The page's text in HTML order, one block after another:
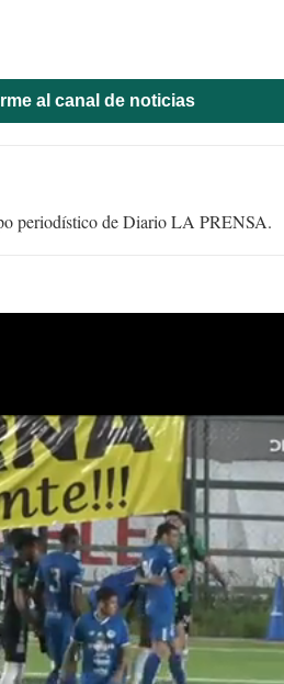
al canal de noticias
periodístico de Diario LA PRENSA.